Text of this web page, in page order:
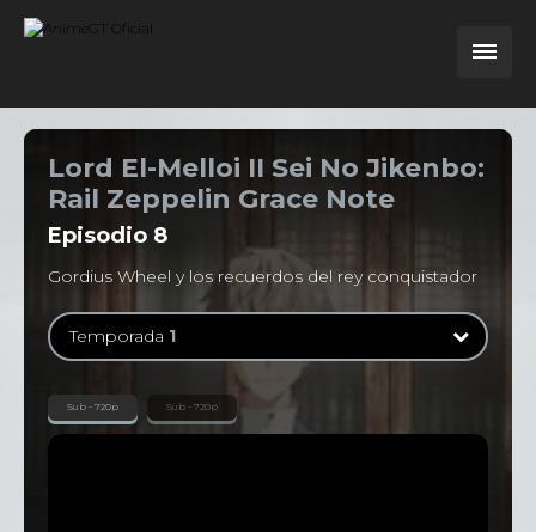
Lord El-Melloi II Sei No Jikenbo:
Rail Zeppelin Grace Note
Episodio 8
Gordius Wheel y los recuerdos del rey conquistador
Temporada 1
Temporada 1
13 Episodios
Sub - 720p Sub - 720p